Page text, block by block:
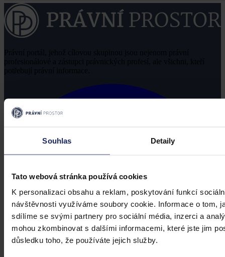
Souhlas Detaily
Tato webová stránka používá cookies
K personalizaci obsahu a reklam, poskytování funkcí
návštěvnosti využíváme soubory cookie. Informace o tom,
sdílíme se svými partnery pro sociální média, inzerci a
mohou zkombinovat s dalšími informacemi, které jste jim
důsledku toho, že používáte jejich služby.